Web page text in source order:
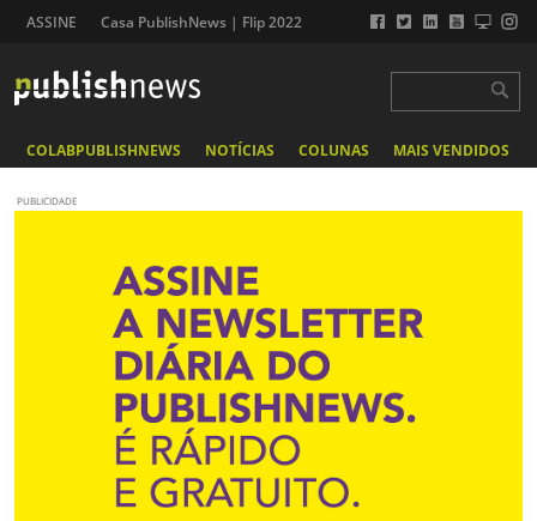
ASSINE Casa PublishNews | Flip 2022
COLABPUBLISHNEWS NOTÍCIAS COLUNAS MAIS VENDIDOS
PUBLICIDADE